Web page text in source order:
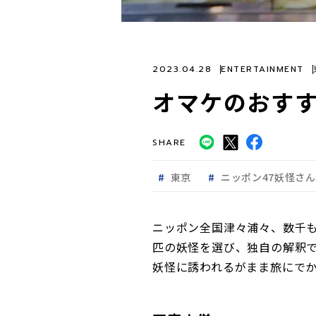
オマケのおす
2023.04.28 ENTERTAINMENT
SHARE
東京 ニッポン47妖怪さ
ニッポン全国津々浦々、数千
匹の妖怪を選び、独自の解釈
妖怪に誘われるがまま旅にで